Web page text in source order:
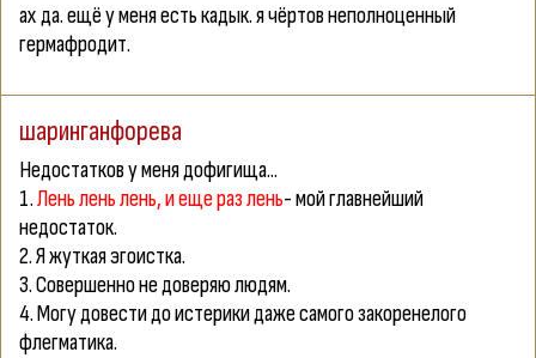
ах да. ещё у меня есть кадык. я чёртов неполноценный
гермафродит.
шаринганфорева
Недостатков у меня дофигища...
1.Лень лень лень, и еще раз лень- мой главнейший
недостаток.
2. Я жуткая эгоистка.
3. Совершенно не доверяю людям.
4. Могу довести до истерики даже самого закоренелого
флегматика.